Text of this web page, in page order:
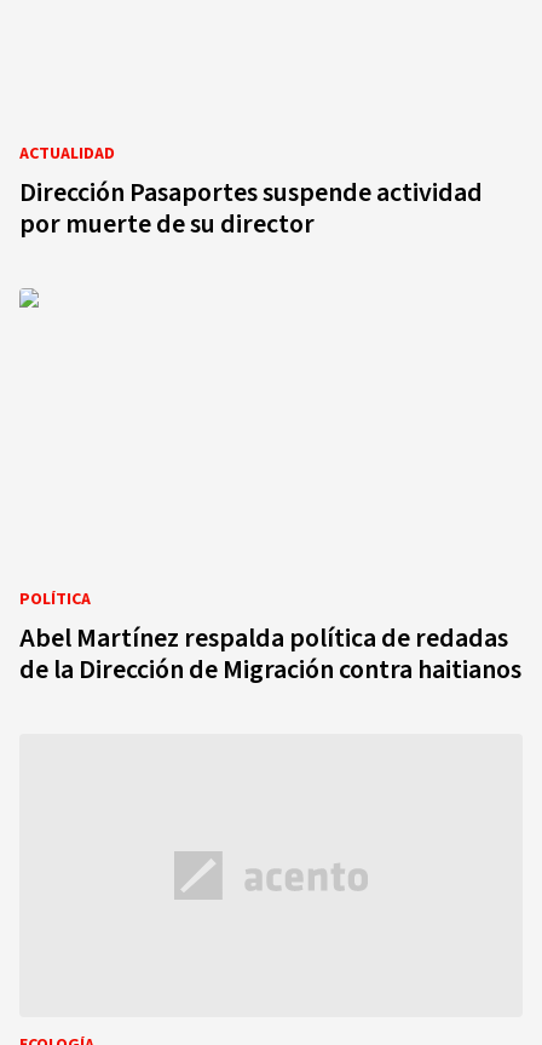
ACTUALIDAD
Dirección Pasaportes suspende actividad
por muerte de su director
POLÍTICA
Abel Martínez respalda política de redadas
de la Dirección de Migración contra haitianos